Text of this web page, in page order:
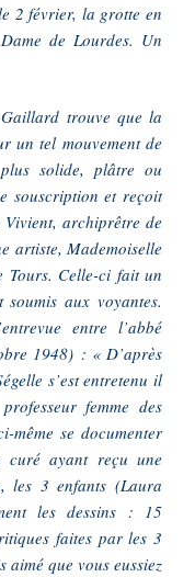
2 février, la grotte en
de Lourdes. Un
trouve que la
un tel mouvement de
solide, plâtre ou
souscription et reçoit
Vivient, archiprêtre de
artiste, Mademoiselle
Tours. Celle-ci fait un
aux voyantes.
entre l’abbé
1948) : « D’après
s’est entretenu il
femme des
même se documenter
curé ayant reçu une
les 3 enfants (Laura
les dessins : 15
faites par les 3
aimé que vous eussiez